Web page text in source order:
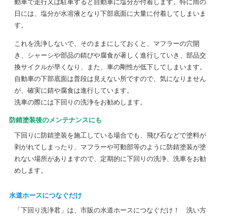
動車で走行又は駐車すると自動車に塩分が付着します。特に雨の
日には、塩分が水溶液となり下部底面に大量に付着してしまいま
す。
これを洗浄しないで、そのままにしておくと、マフラーの穴開
き、シャーシや部品の錆びや腐食が著しく進行していき、部品交
換サイクルが早くなり、また、車の剛性が低下してしまいます。
自動車の下部底面は普段は見えない所ですので、気になりません
が、確実に錆や腐食は進行しています。
洗車の際には下回りの洗浄をお勧めします。
防錆塗装後のメンテナンスにも
下回りに防錆塗装を施工している場合でも、飛び石などで塗料が
剥がれてしまったり、マフラーや可動部等のように防錆塗装が塗
れない場所がありますので、定期的に下回りの洗浄、洗車をお勧
めします。
水道ホースにつなぐだけ
「下回り洗浄君」は、市販の水道ホースにつなぐだけ！ 洗い方